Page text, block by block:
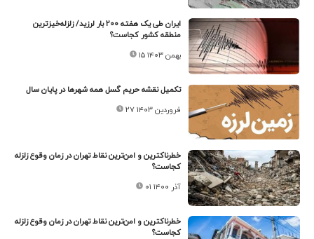
ایران طی یک هفته ۲۰۰ بار لرزید/ زلزله‌خیزترین
منطقه کشور کجاست؟
۱۵ بهمن ۱۴۰۳
تکمیل نقشه‌ حریم گسل همه شهرها در پایان سال
۲۷ فروردین ۱۴۰۳
خطرناکترین و امن‌ترین نقاط تهران در زمان وقوع زلزله
کجاست؟
۰۱ آذر ۱۴۰۰
خطرناکترین و امن‌ترین نقاط تهران در زمان وقوع زلزله
کجاست؟